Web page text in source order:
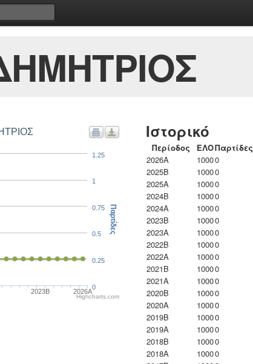
2023B 2026A
0
0.25
0.5
0.75
1
1.25
Παρτίδες
Highcharts.com
Ιστορικό
Περίοδος ΕΛΟΠαρτίδες
2026A
10000
2025B
10000
2025A
10000
2024B
10000
2024A
10000
2023B
10000
2023Α
10000
2022B
10000
2022A
10000
2021B
10000
2021A
10000
2020B
10000
2020A
10000
2019B
10000
2019A
10000
2018B
10000
2018A
10000